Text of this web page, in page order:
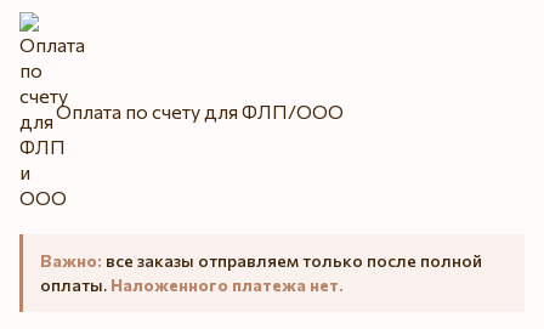
Оплата по счету для ФЛП/ООО
Важно: все заказы отправляем только после полной
оплаты. Наложенного платежа нет.